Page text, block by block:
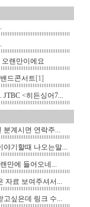
랜만이에요
드콘서트 [1]
JTBC <히든싱어7...
분계시면 연락주...
야기할때 나오는말...
만에 들어오네...
자료 보여주셔서...
고싶은데 링크 수...